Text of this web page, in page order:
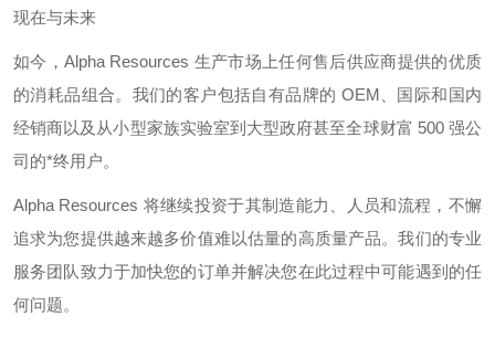
现在与未来
如今， Alpha Resources 生产市场上任何售后供应商提供的优质
的消耗品组合。我们的客户包括自有品牌的 OEM 、国际和国内
经销商以及从小型家族实验室到大型政府甚至全球财富 500 强公
司的*终用户。
Alpha Resources 将继续投资于其制造能力、人员和流程，不懈
追求为您提供越来越多价值难以估量的高质量产品。我们的专业
服务团队致力于加快您的订单并解决您在此过程中可能遇到的任
何问题。